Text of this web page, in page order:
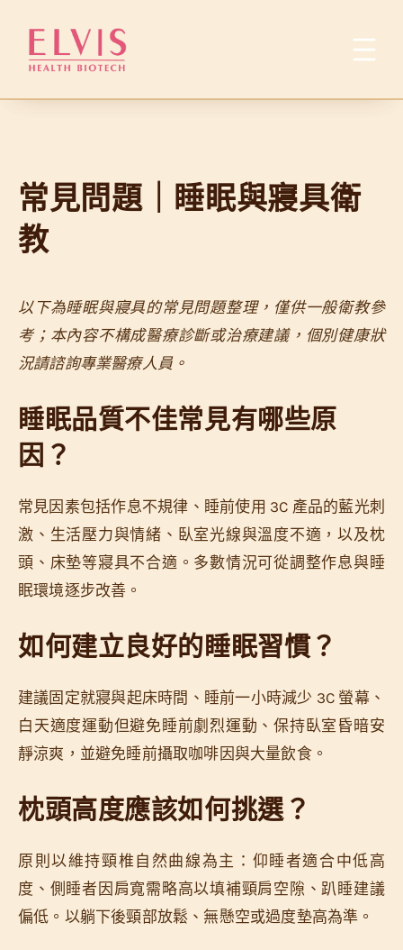
要
常見問題｜睡眠與寢具衛
教
以下為睡眠與寢具的常見問題整理，僅供一般衛教參
考；本內容不構成醫療診斷或治療建議，個別健康狀
況請諮詢專業醫療人員。
睡眠品質不佳常見有哪些原
因？
常見因素包括作息不規律、睡前使用 3C 產品的藍光刺
激、生活壓力與情緒、臥室光線與溫度不適，以及枕
頭、床墊等寢具不合適。多數情況可從調整作息與睡
眠環境逐步改善。
如何建立良好的睡眠習慣？
建議固定就寢與起床時間、睡前一小時減少 3C 螢幕、
白天適度運動但避免睡前劇烈運動、保持臥室昏暗安
靜涼爽，並避免睡前攝取咖啡因與大量飲食。
枕頭高度應該如何挑選？
原則以維持頸椎自然曲線為主：仰睡者適合中低高
度、側睡者因肩寬需略高以填補頸肩空隙、趴睡建議
偏低。以躺下後頸部放鬆、無懸空或過度墊高為準。